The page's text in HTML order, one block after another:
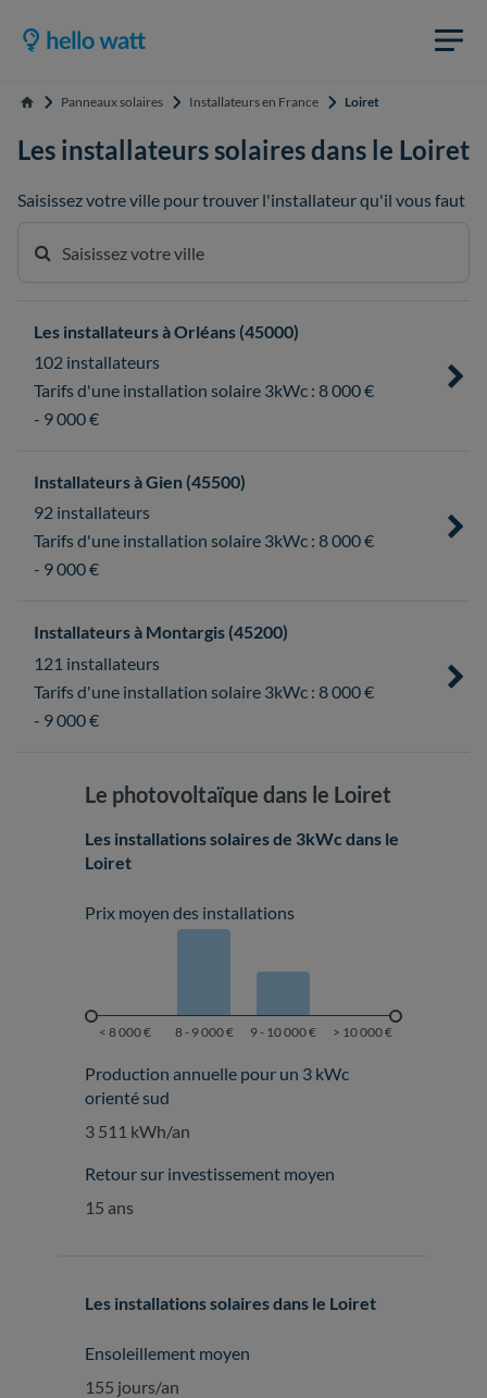
Accueil Panneaux solaires Installateurs en France Loiret
Les installateurs solaires dans le Loiret
Saisissez votre ville pour trouver l'installateur qu'il vous faut
Les installateurs à Orléans (45000)
102 installateurs
Tarifs d'une installation solaire 3kWc : 8 000 €
- 9 000 €
Installateurs à Gien (45500)
92 installateurs
Tarifs d'une installation solaire 3kWc : 8 000 €
- 9 000 €
Installateurs à Montargis (45200)
121 installateurs
Tarifs d'une installation solaire 3kWc : 8 000 €
- 9 000 €
Le photovoltaïque dans le Loiret
Les installations solaires de 3kWc dans le
Loiret
Prix moyen des installations
Production annuelle pour un 3 kWc
orienté sud
3 511 kWh/an
Retour sur investissement moyen
15 ans
Les installations solaires dans le Loiret
Ensoleillement moyen
155 jours/an